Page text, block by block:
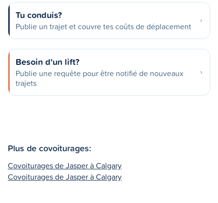
Tu conduis?
Publie un trajet et couvre tes coûts de déplacement
Besoin d'un lift?
Publie une requête pour être notifié de nouveaux
trajets
Plus de covoiturages:
Covoiturages de Jasper à Calgary
Covoiturages de Jasper à Calgary